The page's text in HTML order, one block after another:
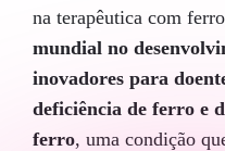
na terapêutica com
mundial no
inovadores para
deficiência de ferro e
ferro, uma condição